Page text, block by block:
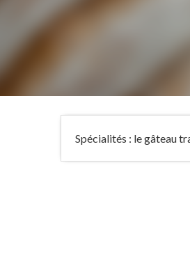
Spécialités : le gâteau